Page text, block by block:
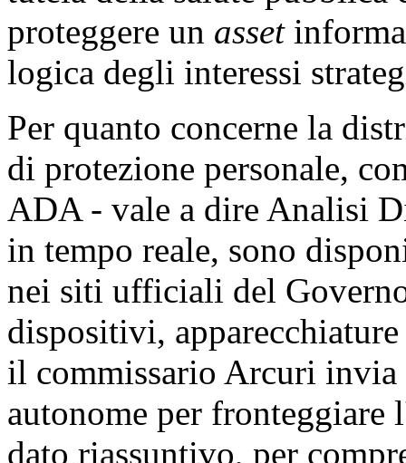
proteggere un asset
logica degli interessi
Per quanto concerne la
di protezione personale,
ADA - vale a dire Analisi
in tempo reale, sono
nei siti ufficiali del
dispositivi,
il commissario Arcuri
autonome per fronteggiare
dato riassuntivo, per